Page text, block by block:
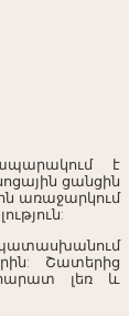
է
ցանցին
առաջարկում
Շատերից
լեռ և